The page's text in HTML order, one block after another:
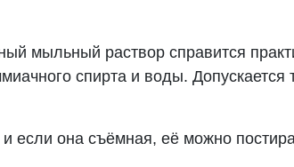
мыльный раствор справится
спирта и воды.
и если она съёмная, её можно